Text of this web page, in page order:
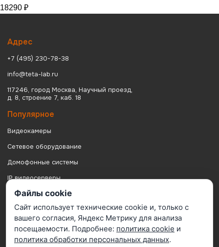
18290 ₽
Адрес
+7 (495) 230-78-38
info@teta-lab.ru
117246, город Москва, Научный проезд,
д. 8, строение 7, каб. 18
Популярное
Видеокамеры
Сетевое оборудование
Домофонные системы
IP видеосерверы
Посетителям
Монтаж
Подключение к ЕЦХД
Подбор по сметам
Файлы cookie
Сайт использует технические cookie и, только с
вашего согласия, Яндекс Метрику для анализа
посещаемости. Подробнее: политика cookie и
политика обработки персональных данных.